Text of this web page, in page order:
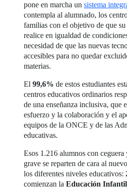
pone en marcha unsistema
contempla al alumnado, los
familias con el objetivo de que
realice en igualdad de
necesidad de que las nuevas
accesibles para no quedar
materias.
El99,6% de estos estudiantes
centros educativos ordinarios
de una enseñanza inclusiva, que
esfuerzo y la colaboración y el
equipos de la ONCE y de las
educativas.
Esos 1.216 alumnos con
grave se reparten de cara al
los diferentes niveles educativos:
comienzan laEducación